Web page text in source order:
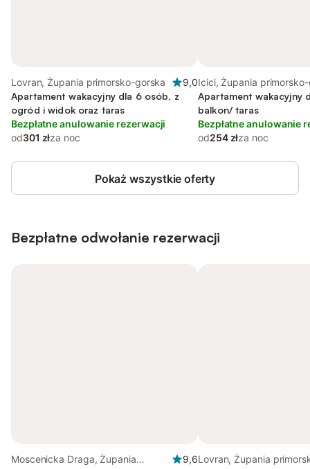
Lovran, Żupania primorsko-gorska
9,0
Apartament wakacyjny dla 6 osób, z
ogród i widok oraz taras
Bezpłatne anulowanie rezerwacji
od301 złza noc
Icici, Żupania
Apartament wakacyjny
balkon/ taras
Bezpłatne anulowanie
od254 złza noc
Pokaż wszystkie oferty
Bezpłatne odwołanie rezerwacji
Moscenicka Draga, Żupania
9,6Lovran, Żupania